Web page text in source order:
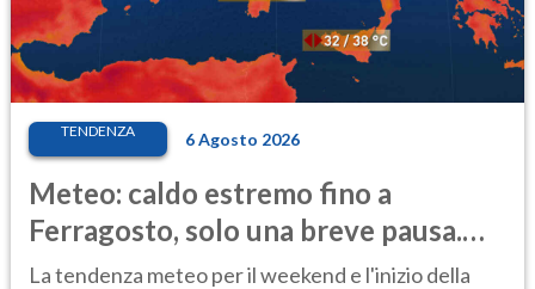
TENDENZA 6 Agosto 2026
Meteo: caldo estremo fino a
Ferragosto, solo una breve pausa.
Ecco dove
La tendenza meteo per il weekend e l'inizio della